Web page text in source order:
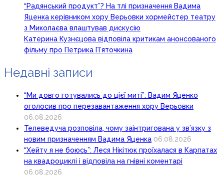
“Радянський продукт”? На тлі призначення Вадима
Яценка керівником хору Верьовки хормейстер театру
з Миколаєва влаштував дискусію
Катерина Кузнєцова відповіла критикам анонсованого
фільму про Петрика П’яточкина
Недавні записи
“Ми довго готувались до цієї миті”: Вадим Яценко
оголосив про перезавантаження хору Верьовки
06.08.2026
Телеведуча розповіла, чому заінтригована у зв’язку з
новим призначенням Вадима Яценка 06.08.2026
“Хейту я не боюсь”: Леся Нікітюк проїхалася в Карпатах
на квадроциклі і відповіла на гнівні коментарі
06.08.2026